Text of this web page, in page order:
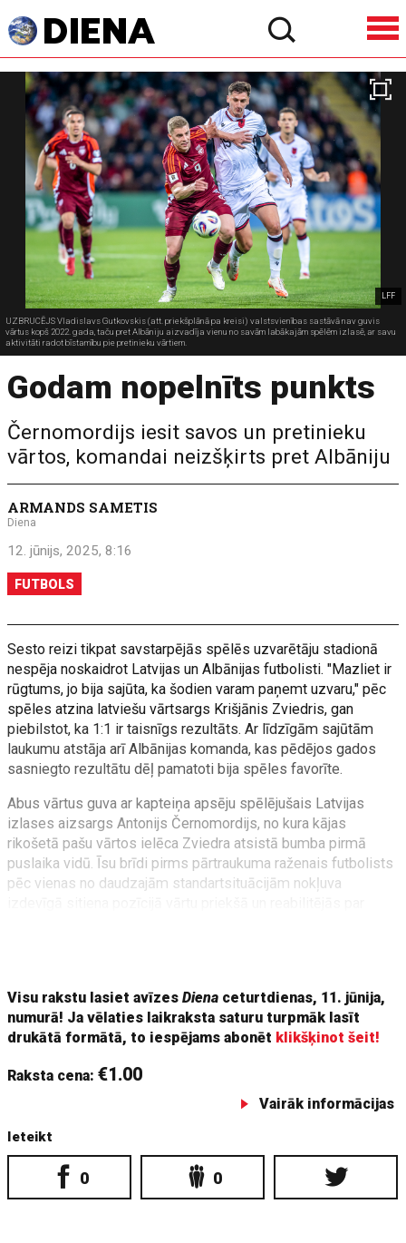
LFF
UZBRUCĒJS Vladislavs Gutkovskis (att. priekšplānā pa kreisi) valstsvienības sastāvā nav guvis
vārtus kopš 2022. gada, taču pret Albāniju aizvadīja vienu no savām labākajām spēlēm izlasē, ar savu
aktivitāti radot bīstamību pie pretinieku vārtiem.
Godam nopelnīts punkts
Černomordijs iesit savos un pretinieku
vārtos, komandai neizšķirts pret Albāniju
ARMANDS SAMETIS
Diena
12. jūnijs, 2025, 8:16
FUTBOLS
Sesto reizi tikpat savstarpējās spēlēs uzvarētāju stadionā
nespēja noskaidrot Latvijas un Albānijas futbolisti. "Mazliet ir
rūgtums, jo bija sajūta, ka šodien varam paņemt uzvaru," pēc
spēles atzina latviešu vārtsargs Krišjānis Zviedris, gan
piebilstot, ka 1:1 ir taisnīgs rezultāts. Ar līdzīgām sajūtām
laukumu atstāja arī Albānijas komanda, kas pēdējos gados
sasniegto rezultātu dēļ pamatoti bija spēles favorīte.
Abus vārtus guva ar kapteiņa apsēju spēlējušais Latvijas
izlases aizsargs Antonijs Černomordijs, no kura kājas
rikošetā pašu vārtos ielēca Zviedra atsistā bumba pirmā
puslaika vidū. Īsu brīdi pirms pārtraukuma raženais futbolists
pēc vienas no daudzajām standartsituācijām nokļuva
Visu rakstu lasiet avīzesDiena ceturtdienas, 11. jūnija,
numurā! Ja vēlaties laikraksta saturu turpmāk lasīt
drukātā formātā, to iespējams abonēt klikšķinot šeit!
Raksta cena:€1.00
Vairāk informācijas
Ieteikt
0 0